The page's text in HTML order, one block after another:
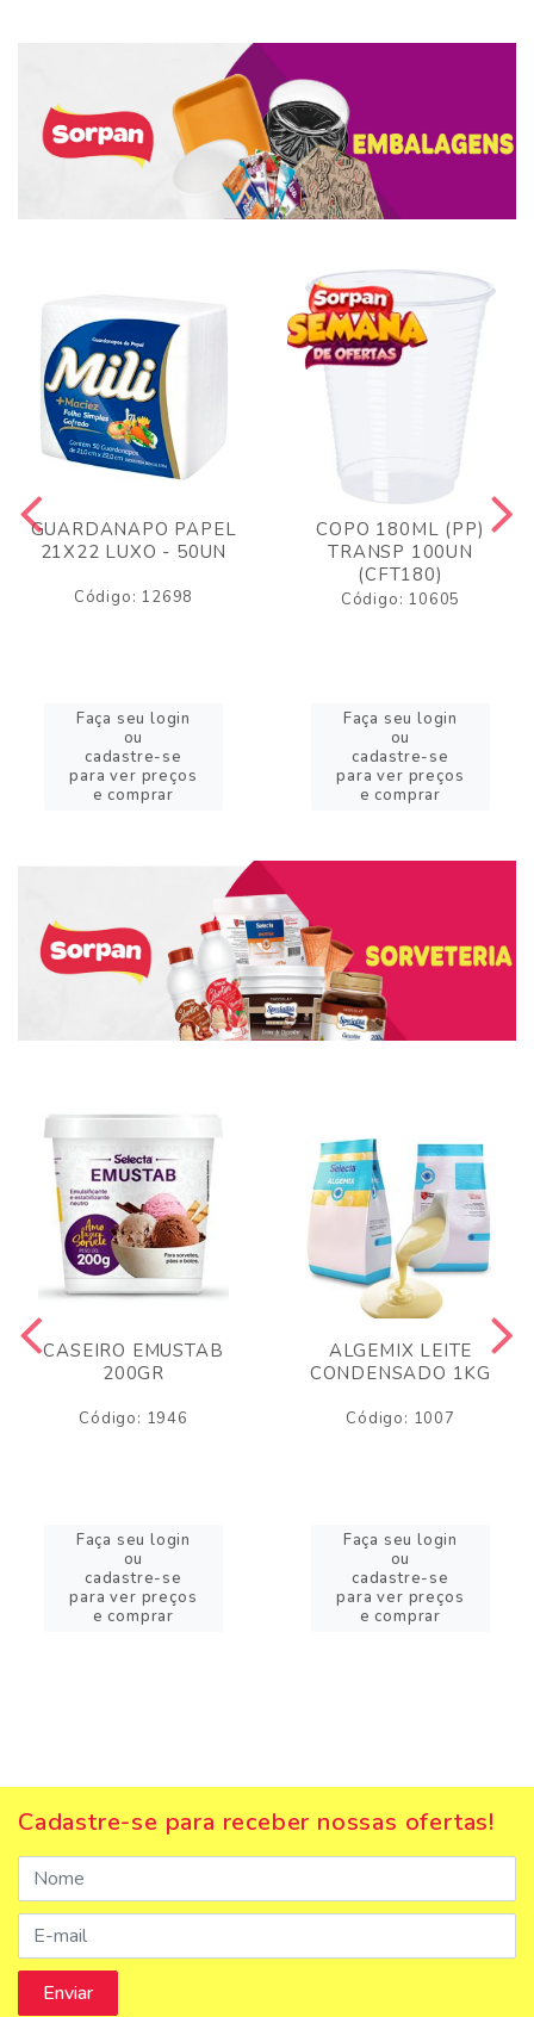
GUARDANAPO PAPEL
21X22 LUXO - 50UN
Código: 12698
Faça seu login
ou
cadastre-se
para ver preços
e comprar
COPO 180ML (PP)
TRANSP 100UN
(CFT180)
Código: 10605
Faça seu login
ou
cadastre-se
para ver preços
e comprar
CASEIRO EMUSTAB
200GR
Código: 1946
Faça seu login
ou
cadastre-se
para ver preços
e comprar
ALGEMIX LEITE
CONDENSADO 1KG
Código: 1007
Faça seu login
ou
cadastre-se
para ver preços
e comprar
Cadastre-se para receber nossas ofertas!